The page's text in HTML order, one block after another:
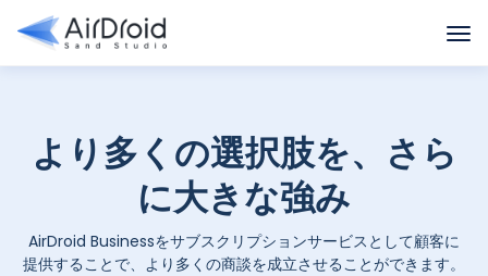
より多くの選択肢を、さら
に大きな強み
AirDroid Businessをサブスクリプションサービスとして顧客に
提供することで、より多くの商談を成立させることができます。